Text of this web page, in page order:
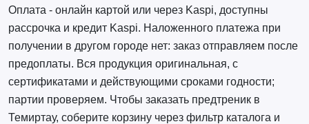
Оплата - онлайн картой или через Kaspi, доступны
рассрочка и кредит Kaspi. Наложенного платежа при
получении в другом городе нет: заказ отправляем после
предоплаты. Вся продукция оригинальная, с
сертификатами и действующими сроками годности;
партии проверяем. Чтобы заказать предтреник в
Темиртау, соберите корзину через фильтр каталога и